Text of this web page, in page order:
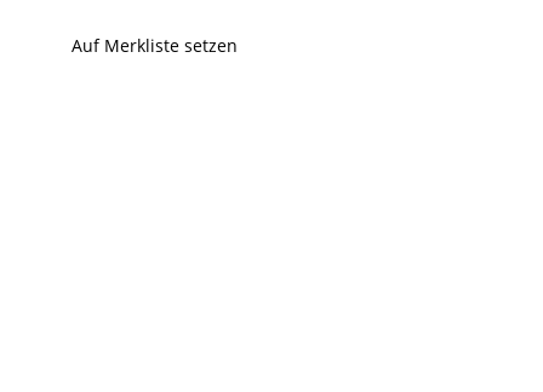
Auf Merkliste setzen